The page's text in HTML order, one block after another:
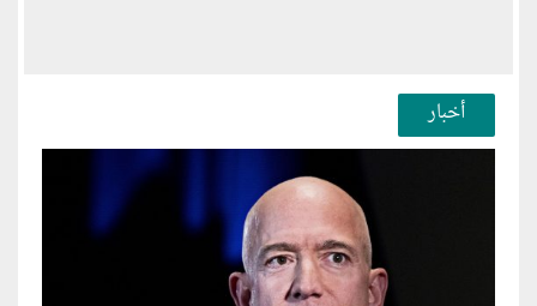
أخبار